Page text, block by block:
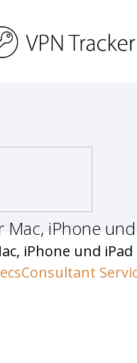
Mac, iPhone
iPhone und iPad
Consultant
to search or ESC